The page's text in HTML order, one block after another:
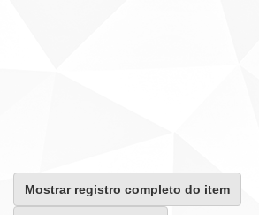
Mostrar registro completo do item